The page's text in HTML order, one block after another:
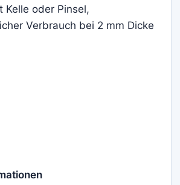
Kelle oder Pinsel,
Verbrauch bei 2 mm Dicke